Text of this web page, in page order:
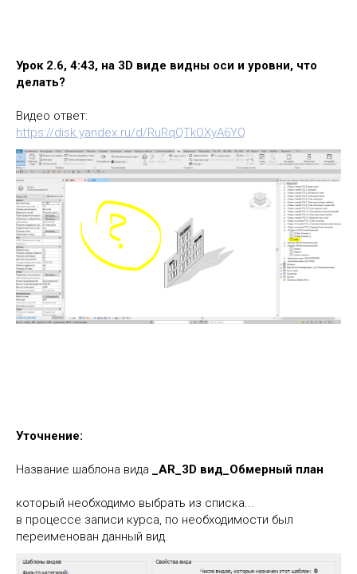
Урок 2.6, 4:43, на 3D виде видны оси и уровни, что
делать?
Видео ответ:
https://disk.yandex.ru/d/RuRqQTkOXyA6YQ
Уточнение:
Название шаблона вида _AR_3D вид_Обмерный план
который необходимо выбрать из списка...
в процессе записи курса, по необходимости был
переименован данный вид.